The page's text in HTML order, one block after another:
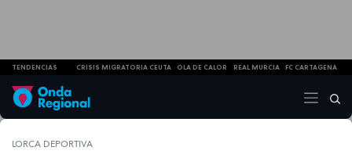
TENDENCIAS CRISIS MIGRATORIA CEUTA OLA DE CALOR REAL MURCIA FC CARTAGENA
LORCA DEPORTIVA